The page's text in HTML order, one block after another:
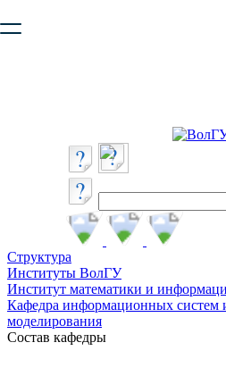
безопасную работу с сайтом.
Структура
Институты ВолГУ
Институт математики и
Кафедра информационных систем
моделирования
Состав кафедры